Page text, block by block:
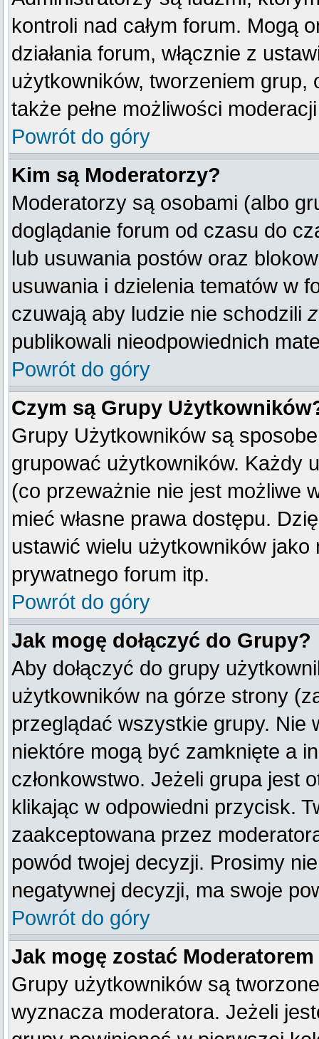
kontroli nad całym forum. Mogą
działania forum, włącznie z
użytkowników, tworzeniem grup,
także pełne możliwości
Powrót do góry
Kim są Moderatorzy?
Moderatorzy są osobami (albo
doglądanie forum od czasu do
lub usuwania postów oraz
usuwania i dzielenia tematów w
czuwają aby ludzie nie schodzili
publikowali nieodpowiednich
Powrót do góry
Czym są Grupy
Grupy Użytkowników są
grupować użytkowników. Każdy
(co przeważnie nie jest możliwe
mieć własne prawa dostępu.
ustawić wielu użytkowników
prywatnego forum itp.
Powrót do góry
Jak mogę dołączyć do Grupy?
Aby dołączyć do grupy
użytkowników na górze strony
przeglądać wszystkie grupy. Nie
niektóre mogą być zamknięte a
członkowstwo. Jeżeli grupa jest
klikając w odpowiedni przycisk.
zaakceptowana przez
powód twojej decyzji. Prosimy
negatywnej decyzji, ma swoje
Powrót do góry
Jak mogę zostać
Grupy użytkowników są
wyznacza moderatora. Jeżeli